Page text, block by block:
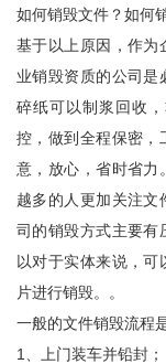
如何销毁文件？如何
基于以上原因，作为
业销毁资质的公司是
碎纸可以制浆回收
控，做到全程保密，
意，放心，省时省力
越多的人更加关注文
司的销毁方式主要有
以对于实体来说，
片进行销毁。。
一般的文件销毁流程
1、上门装车并铅封；